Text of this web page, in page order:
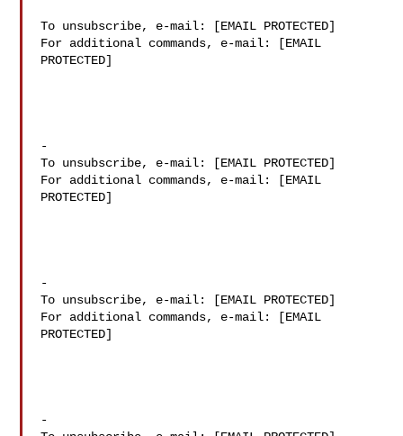
To unsubscribe, e-mail: [EMAIL PROTECTED]
For additional commands, e-mail: [EMAIL
PROTECTED]
-
To unsubscribe, e-mail: [EMAIL PROTECTED]
For additional commands, e-mail: [EMAIL
PROTECTED]
-
To unsubscribe, e-mail: [EMAIL PROTECTED]
For additional commands, e-mail: [EMAIL
PROTECTED]
-